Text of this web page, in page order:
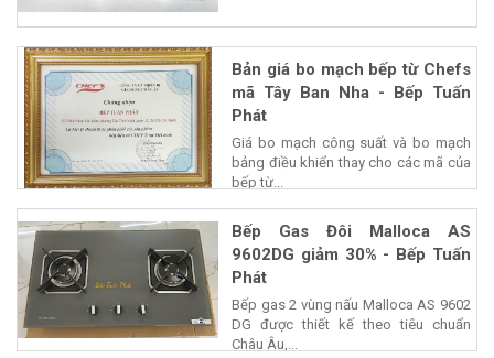
Bản giá bo mạch bếp từ Chefs
mã Tây Ban Nha - Bếp Tuấn
Phát
Giá bo mạch công suất và bo mạch
bảng điều khiển thay cho các mã của
bếp từ...
Bếp Gas Đôi Malloca AS
9602DG giảm 30% - Bếp Tuấn
Phát
Bếp gas 2 vùng nấu Malloca AS 9602
DG được thiết kế theo tiêu chuẩn
Châu Âu,...